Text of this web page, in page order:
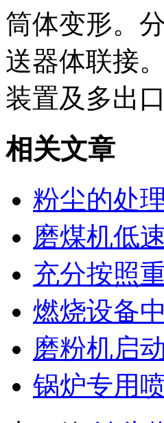
筒体变形。
送器体联接
装置及多出
相关文章
粉尘的处
磨煤机低
充分按照
燃烧设备
磨粉机启
锅炉专用